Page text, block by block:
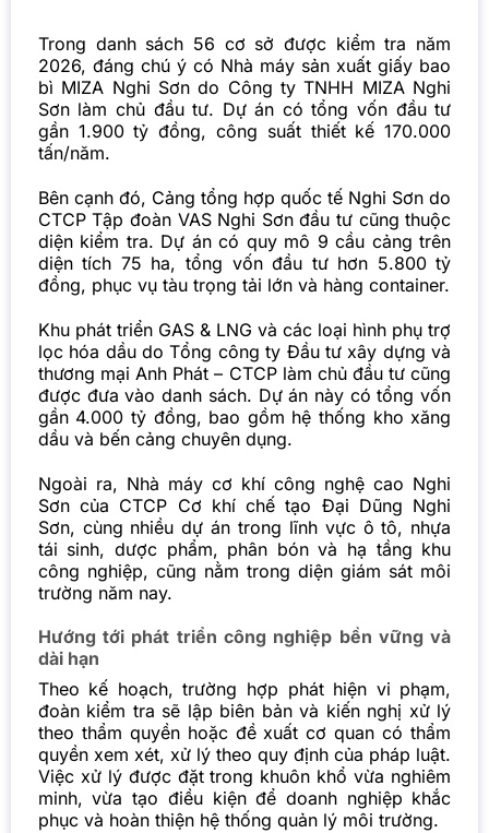
Trong danh sách 56 cơ sở được kiểm tra năm
2026, đáng chú ý có Nhà máy sản xuất giấy bao
bì MIZA Nghi Sơn do Công ty TNHH MIZA Nghi
Sơn làm chủ đầu tư. Dự án có tổng vốn đầu tư
gần 1.900 tỷ đồng, công suất thiết kế 170.000
tấn/năm.
Bên cạnh đó, Cảng tổng hợp quốc tế Nghi Sơn do
CTCP Tập đoàn VAS Nghi Sơn đầu tư cũng thuộc
diện kiểm tra. Dự án có quy mô 9 cầu cảng trên
diện tích 75 ha, tổng vốn đầu tư hơn 5.800 tỷ
đồng, phục vụ tàu trọng tải lớn và hàng container.
Khu phát triển GAS & LNG và các loại hình phụ trợ
lọc hóa dầu do Tổng công ty Đầu tư xây dựng và
thương mại Anh Phát – CTCP làm chủ đầu tư cũng
được đưa vào danh sách. Dự án này có tổng vốn
gần 4.000 tỷ đồng, bao gồm hệ thống kho xăng
dầu và bến cảng chuyên dụng.
Ngoài ra, Nhà máy cơ khí công nghệ cao Nghi
Sơn của CTCP Cơ khí chế tạo Đại Dũng Nghi
Sơn, cùng nhiều dự án trong lĩnh vực ô tô, nhựa
tái sinh, dược phẩm, phân bón và hạ tầng khu
công nghiệp, cũng nằm trong diện giám sát môi
trường năm nay.
Hướng tới phát triển công nghiệp bền vững và
dài hạn
Theo kế hoạch, trường hợp phát hiện vi phạm,
đoàn kiểm tra sẽ lập biên bản và kiến nghị xử lý
theo thẩm quyền hoặc đề xuất cơ quan có thẩm
quyền xem xét, xử lý theo quy định của pháp luật.
Việc xử lý được đặt trong khuôn khổ vừa nghiêm
minh, vừa tạo điều kiện để doanh nghiệp khắc
phục và hoàn thiện hệ thống quản lý môi trường.